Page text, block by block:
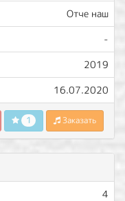
Отче наш
-
2019
16.07.2020
1 Заказать
4